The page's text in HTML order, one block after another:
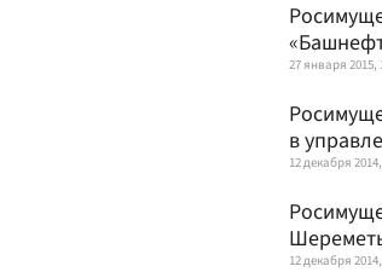
27 января 2015,
в
12 декабря
12 декабря